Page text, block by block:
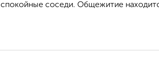
спокойные соседи. Общежитие